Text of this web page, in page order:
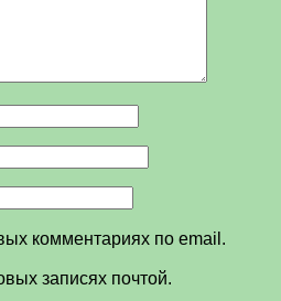
комментариях по email.
записях почтой.